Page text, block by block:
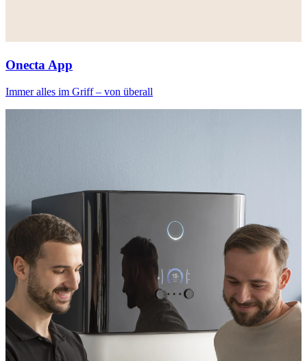
Onecta App
Immer alles im Griff – von überall